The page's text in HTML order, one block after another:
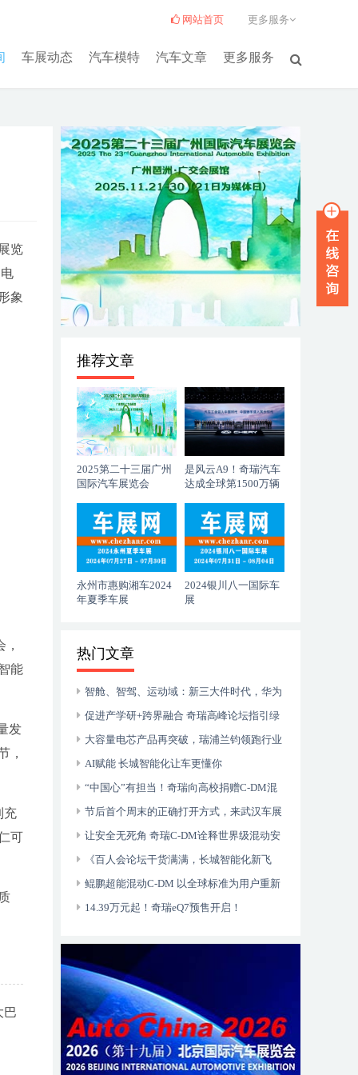
车展动态 汽车模特 汽车文章 更多服务
网站首页 更多服务
览
象
能
发
，
充
可
巴
推荐文章
2025第二十三届广州
国际汽车展览会
是风云A9！奇瑞汽车
达成全球第1500万辆
永州市惠购湘车2024
年夏季车展
2024银川八一国际车
展
热门文章
智舱、智驾、运动域：新三大件时代，华为
如何补齐最后一块拼图？
促进产学研+跨界融合 奇瑞高峰论坛指引绿
色智能进阶
大容量电芯产品再突破，瑞浦兰钧领跑行业
创新潮流
AI赋能 长城智能化让车更懂你
“中国心”有担当！奇瑞向高校捐赠C-DM混
动专用发动机
节后首个周末的正确打开方式，来武汉车展
玩“枭龙游戏”
让安全无死角 奇瑞C-DM诠释世界级混动安
全理念
《百人会论坛干货满满，长城智能化新飞
跃》
鲲鹏超能混动C-DM 以全球标准为用户重新
定义混动
14.39万元起！奇瑞eQ7预售开启！